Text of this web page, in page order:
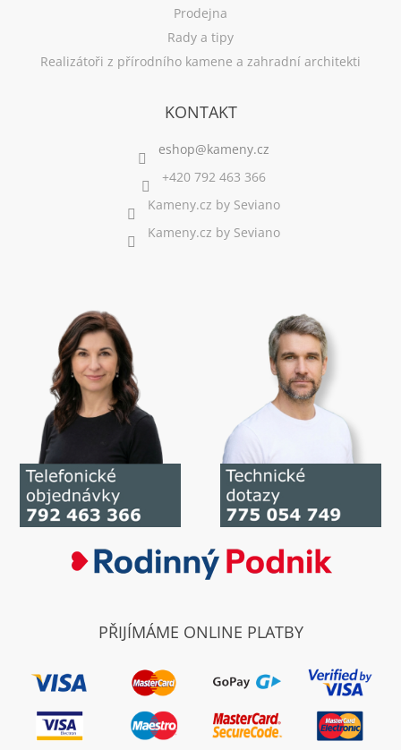
Prodejna
Rady a tipy
Realizátoři z přírodního kamene a zahradní architekti
KONTAKT
+420 792 463 366
Kameny.cz by Seviano
Kameny.cz by Seviano
PŘIJÍMÁME ONLINE PLATBY